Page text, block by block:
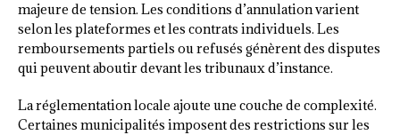
majeure de tension. Les conditions d’annulation varient
selon les plateformes et les contrats individuels. Les
remboursements partiels ou refusés génèrent des disputes
qui peuvent aboutir devant les tribunaux d’instance.
La réglementation locale ajoute une couche de complexité.
Certaines municipalités imposent des restrictions sur les